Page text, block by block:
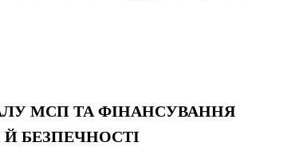
МСП ТА ФІНАНСУВАННЯ
БЕЗПЕЧНОСТІ